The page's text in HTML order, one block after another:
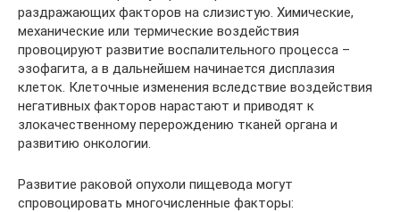
раздражающих факторов на слизистую. Химические,
механические или термические воздействия
провоцируют развитие воспалительного процесса –
эзофагита, а в дальнейшем начинается дисплазия
клеток. Клеточные изменения вследствие воздействия
негативных факторов нарастают и приводят к
злокачественному перерождению тканей органа и
развитию онкологии.
Развитие раковой опухоли пищевода могут
спровоцировать многочисленные факторы: